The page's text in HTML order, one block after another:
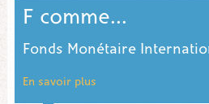
F comme...
Fonds Monétaire
En savoir plus